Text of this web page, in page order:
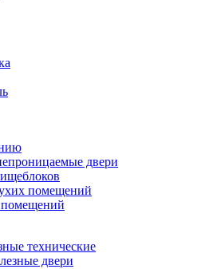
двери
помещений
технические
двери